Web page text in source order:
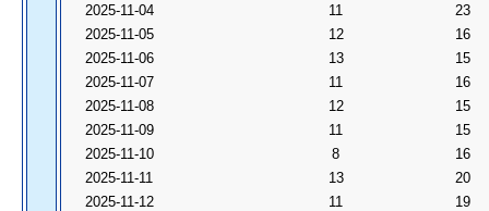
2025-11-04
11
23
2025-11-05
12
16
2025-11-06
13
15
2025-11-07
11
16
2025-11-08
12
15
2025-11-09
11
15
2025-11-10
8
16
2025-11-11
13
20
2025-11-12
11
19